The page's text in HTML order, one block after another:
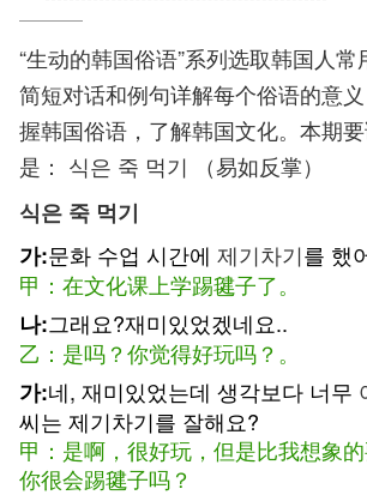
“生动的韩国俗语”系列选取韩国人
简短对话和例句详解每个俗语的意
握韩国俗语，了解韩国文化。本期
是： 식은 죽 먹기 （易如反掌）
식은 죽 먹기
가:문화 수업 시간에 제기차기를 했
甲：在文化课上学踢毽子了。
나:그래요?재미있었겠네요..
乙：是吗？你觉得好玩吗？。
가:네, 재미있었는데 생각보다 너무
씨는 제기차기를 잘해요?
甲：是啊，很好玩，但是比我想象
你很会踢毽子吗？